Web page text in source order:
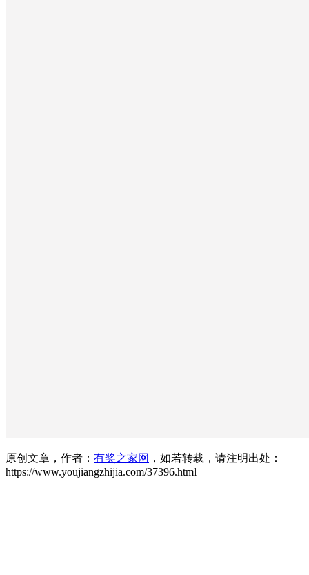
原创文章，作者： 有奖之家网 ，如若转载，请注明出处：
https://www.youjiangzhijia.com/37396.html